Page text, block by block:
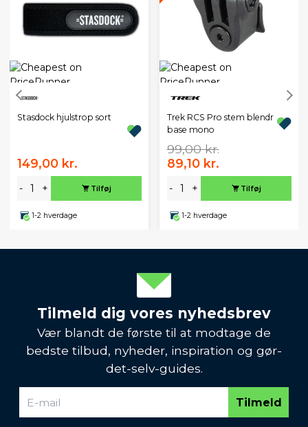
Stasdock hjulstrop sort
149,00 kr.
- + Tilføj
1-2 hverdage
Trek RCS Pro stem blendr
base mono
99,00 kr.
89,10 kr.
- + Tilføj
1-2 hverdage
Tilmeld dig vores nyhedsbrev
Vær blandt de første til at modtage de
bedste tilbud, nyheder, inspiration og gør-
det-selv-guides.
Tilmeld